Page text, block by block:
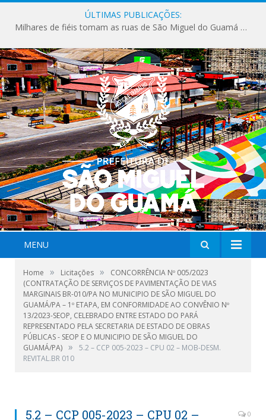
ÚLTIMAS PUBLICAÇÕES:
Milhares de fiéis tomam as ruas de São Miguel do Guamá em uma grande celebração de fé na Marcha para Jesus 2026.
MENU
Home » Licitações »
CONCORRÊNCIA Nº 005/2023
(CONTRATAÇÃO DE SERVIÇOS DE PAVIMENTAÇÃO DE VIAS
MARGINAIS BR-010/PA NO MUNICIPIO DE SÃO MIGUEL DO
GUAMÁ/PA – 1º ETAPA, EM CONFORMIDADE AO CONVÊNIO Nº
13/2023-SEOP, CELEBRADO ENTRE ESTADO DO PARÁ
REPRESENTADO PELA SECRETARIA DE ESTADO DE OBRAS
PÚBLICAS - SEOP E O MUNICIPIO DE SÃO MIGUEL DO
GUAMÁ/PA) »
5.2 – CCP 005-2023 – CPU 02 – MOB-DESM.
REVITAL.BR 010
5.2 – CCP 005-2023 – CPU 02 –
0